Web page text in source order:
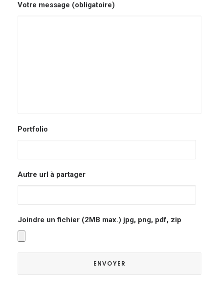
Votre message (obligatoire)
Portfolio
Autre url à partager
Joindre un fichier (2MB max.) jpg, png, pdf, zip